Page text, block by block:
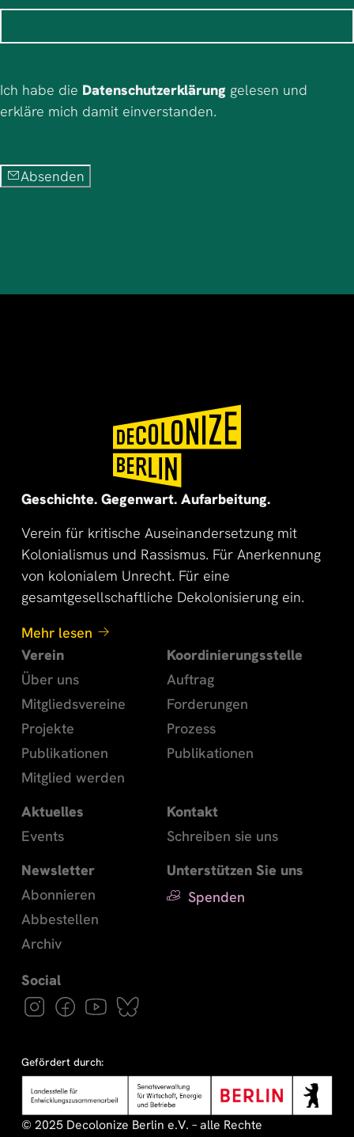
Ich habe die Datenschutzerklärung gelesen und
erkläre mich damit einverstanden.
Absenden
🌍
🌞
Geschichte. Gegenwart. Aufarbeitung.
Verein für kritische Auseinandersetzung mit
Kolonialismus und Rassismus. Für Anerkennung
von kolonialem Unrecht. Für eine
gesamtgesellschaftliche Dekolonisierung ein.
Mehr lesen
Verein
Über uns
Mitgliedsvereine
Projekte
Publikationen
Mitglied werden
Koordinierungsstelle
Auftrag
Forderungen
Prozess
Publikationen
Aktuelles
Events
Kontakt
Schreiben sie uns
Newsletter
Abonnieren
Abbestellen
Archiv
Unterstützen Sie uns
Spenden
Gefördert durch:
© 2025 Decolonize Berlin e.V. – alle Rechte